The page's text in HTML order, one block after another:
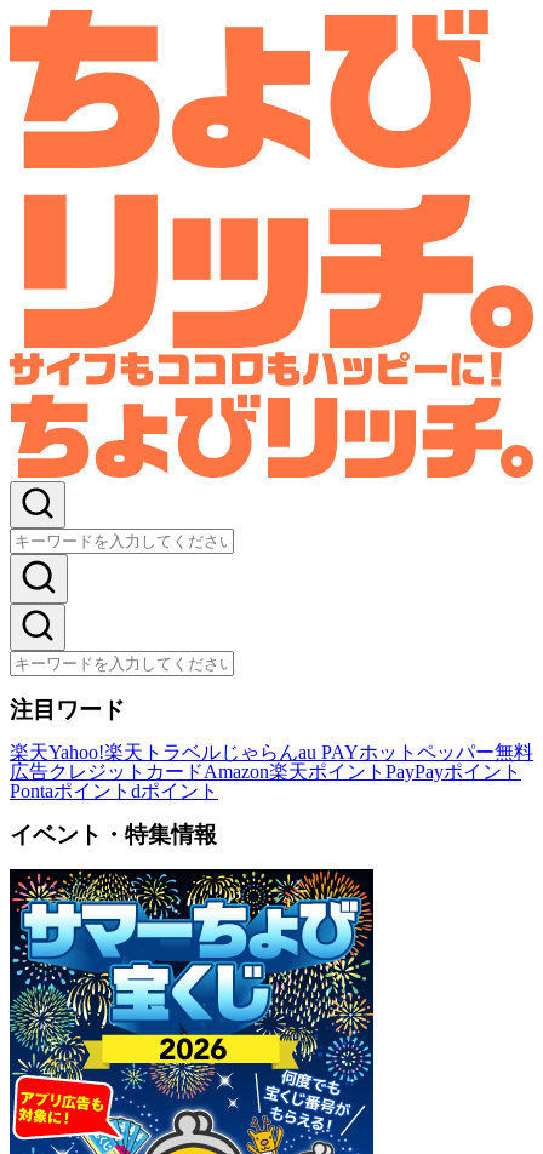
注目ワード
楽天Yahoo!楽天トラベルじゃらんau PAYホットペッパー無料
広告クレジットカードAmazon楽天ポイント PayPayポイント
Pontaポイント dポイント
イベント・特集情報